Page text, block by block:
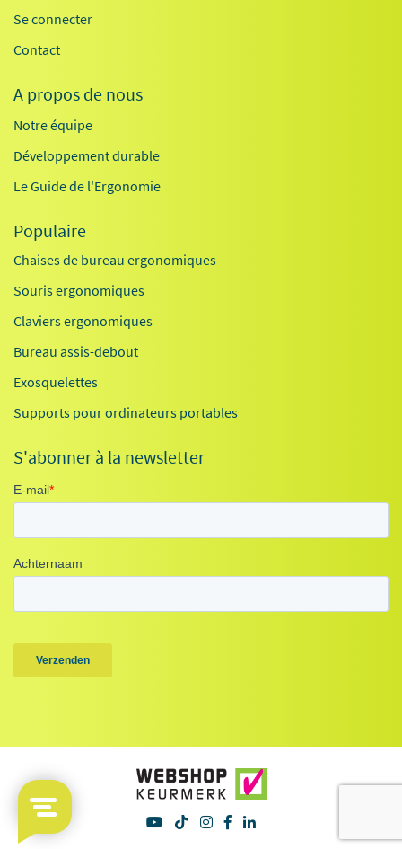
Se connecter
Contact
A propos de nous
Notre équipe
Développement durable
Le Guide de l'Ergonomie
Populaire
Chaises de bureau ergonomiques
Souris ergonomiques
Claviers ergonomiques
Bureau assis-debout
Exosquelettes
Supports pour ordinateurs portables
S'abonner à la newsletter